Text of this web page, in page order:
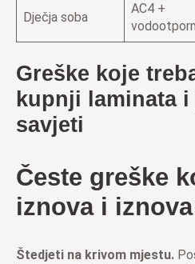
Dječja soba
AC4 +
Greške koje
kupnji laminata
savjeti
Česte greške
iznova i
Štedjeti na krivom mjestu.